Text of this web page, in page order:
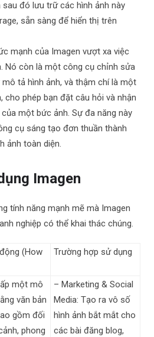
sau đó lưu trữ các hình ảnh này
sẵn sàng để hiển thị trên
mạnh của Imagen vượt xa việc
Nó còn là một công cụ chỉnh sửa
tả hình ảnh, và thậm chí là một
cho phép bạn đặt câu hỏi và nhận
một bức ảnh. Sự đa năng này
cụ sáng tạo đơn thuần thành
ảnh toàn diện.
Imagen
tính năng mạnh mẽ mà Imagen
nghiệp có thể khai thác chúng.
(How
Trường hợp sử dụng
một mô
văn bản
gồm đối
phong
– Marketing & Social
Media: Tạo ra vô số
hình ảnh bắt mắt cho
các bài đăng blog,